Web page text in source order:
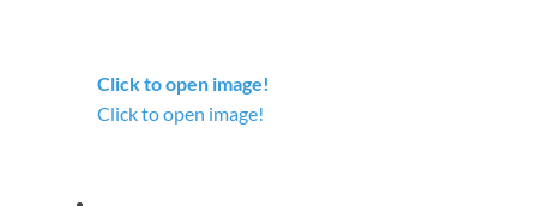
Click to open image!
Click to open image!